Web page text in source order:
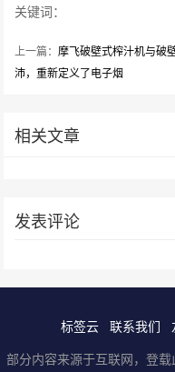
关键词：
上一篇：摩飞破壁式榨汁机与破
沛，重新定义了电子烟
相关文章
发表评论
标签云 联系我们
部分内容来源于互联网，登